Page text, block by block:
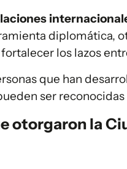
diplomática,
los lazos
que han
ser
otorgaron la